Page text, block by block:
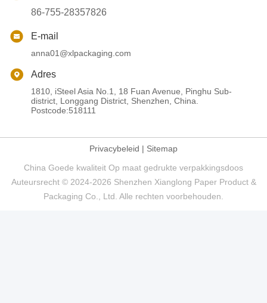
86-755-28357826
E-mail
anna01@xlpackaging.com
Adres
1810, iSteel Asia No.1, 18 Fuan Avenue, Pinghu Sub-
district, Longgang District, Shenzhen, China.
Postcode:518111
Privacybeleid | Sitemap
China Goede kwaliteit Op maat gedrukte verpakkingsdoos
Auteursrecht © 2024-2026 Shenzhen Xianglong Paper Product &
Packaging Co., Ltd. Alle rechten voorbehouden.